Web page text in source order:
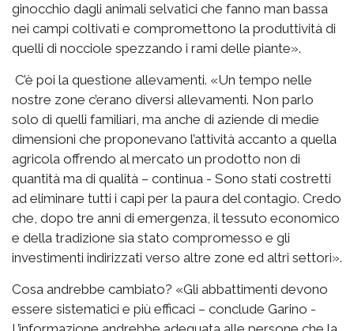
ginocchio dagli animali selvatici che fanno man bassa
nei campi coltivati e compromettono la produttività di
quelli di nocciole spezzando i rami delle piante».
C’è poi la questione allevamenti. «Un tempo nelle
nostre zone c’erano diversi allevamenti. Non parlo
solo di quelli familiari, ma anche di aziende di medie
dimensioni che proponevano l’attività accanto a quella
agricola offrendo al mercato un prodotto non di
quantità ma di qualità – continua - Sono stati costretti
ad eliminare tutti i capi per la paura del contagio. Credo
che, dopo tre anni di emergenza, il tessuto economico
e della tradizione sia stato compromesso e gli
investimenti indirizzati verso altre zone ed altri settori».
Cosa andrebbe cambiato? «Gli abbattimenti devono
essere sistematici e più efficaci – conclude Garino -